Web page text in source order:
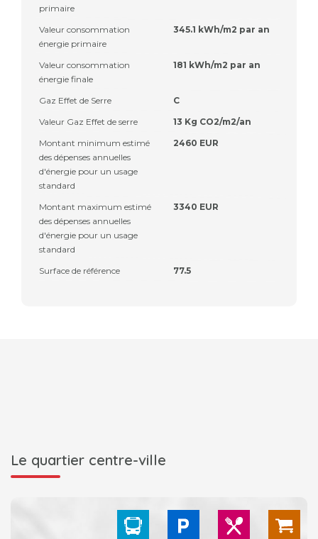
primaire
Valeur consommation
énergie primaire
345.1 kWh/m2 par an
Valeur consommation
énergie finale
181 kWh/m2 par an
Gaz Effet de Serre
C
Valeur Gaz Effet de serre
13 Kg CO2/m2/an
Montant minimum estimé
des dépenses annuelles
d'énergie pour un usage
standard
2460 EUR
Montant maximum estimé
des dépenses annuelles
d'énergie pour un usage
standard
3340 EUR
Surface de référence 77.5
Le quartier centre-ville